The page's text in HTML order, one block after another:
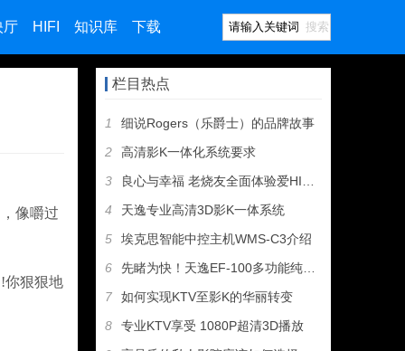
厅 HIFI 知识库 下载 搜索
像嚼过
你狠狠地
栏目热点
1
细说Rogers（乐爵士）的品牌故事
2
高清影K一体化系统要求
3
良心与幸福 老烧友全面体验爱HIFI歌剧二号
4
天逸专业高清3D影K一体系统
5
埃克思智能中控主机WMS-C3介绍
6
先睹为快！天逸EF-100多功能纯甲类耳机放大器即将上市
7
如何实现KTV至影K的华丽转变
8
专业KTV享受 1080P超清3D播放